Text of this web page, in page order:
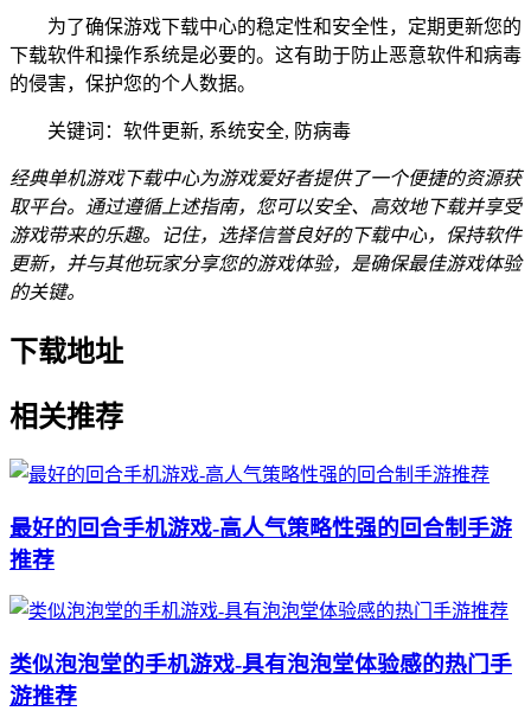
为了确保游戏下载中心的稳定性和安全性，定期更新您的
下载软件和操作系统是必要的。这有助于防止恶意软件和病毒
的侵害，保护您的个人数据。
关键词：软件更新, 系统安全, 防病毒
经典单机游戏下载中心为游戏爱好者提供了一个便捷的资源获
取平台。通过遵循上述指南，您可以安全、高效地下载并享受
游戏带来的乐趣。记住，选择信誉良好的下载中心，保持软件
更新，并与其他玩家分享您的游戏体验，是确保最佳游戏体验
的关键。
下载地址
相关推荐
最好的回合手机游戏-高人气策略性强的回合制手游
推荐
类似泡泡堂的手机游戏-具有泡泡堂体验感的热门手
游推荐